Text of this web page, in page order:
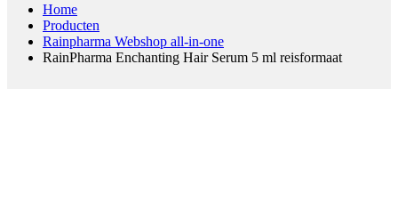
Home
Producten
Rainpharma Webshop all-in-one
RainPharma Enchanting Hair Serum 5 ml reisformaat